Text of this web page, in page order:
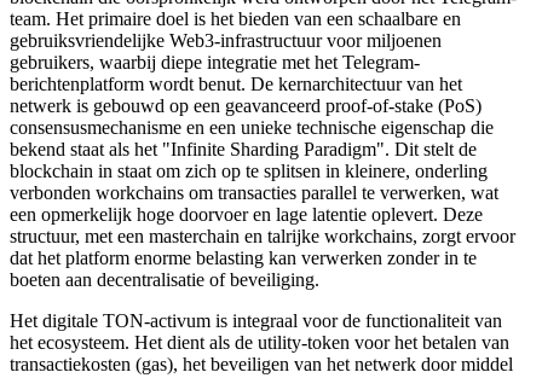
team. Het primaire doel is het bieden van een schaalbare en
gebruiksvriendelijke Web3-infrastructuur voor miljoenen
gebruikers, waarbij diepe integratie met het Telegram-
berichtenplatform wordt benut. De kernarchitectuur van het
netwerk is gebouwd op een geavanceerd proof-of-stake (PoS)
consensusmechanisme en een unieke technische eigenschap die
bekend staat als het "Infinite Sharding Paradigm". Dit stelt de
blockchain in staat om zich op te splitsen in kleinere, onderling
verbonden workchains om transacties parallel te verwerken, wat
een opmerkelijk hoge doorvoer en lage latentie oplevert. Deze
structuur, met een masterchain en talrijke workchains, zorgt ervoor
dat het platform enorme belasting kan verwerken zonder in te
boeten aan decentralisatie of beveiliging.
Het digitale TON-activum is integraal voor de functionaliteit van
het ecosysteem. Het dient als de utility-token voor het betalen van
transactiekosten (gas), het beveiligen van het netwerk door middel